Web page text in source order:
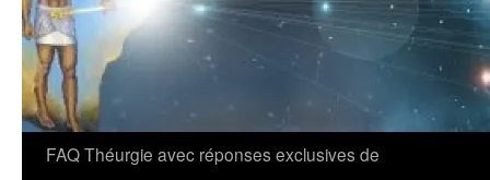
FAQ Théurgie avec réponses exclusives de